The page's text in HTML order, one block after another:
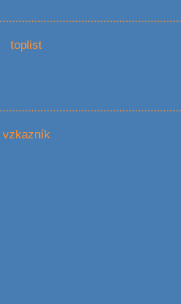
toplist
vzkazník